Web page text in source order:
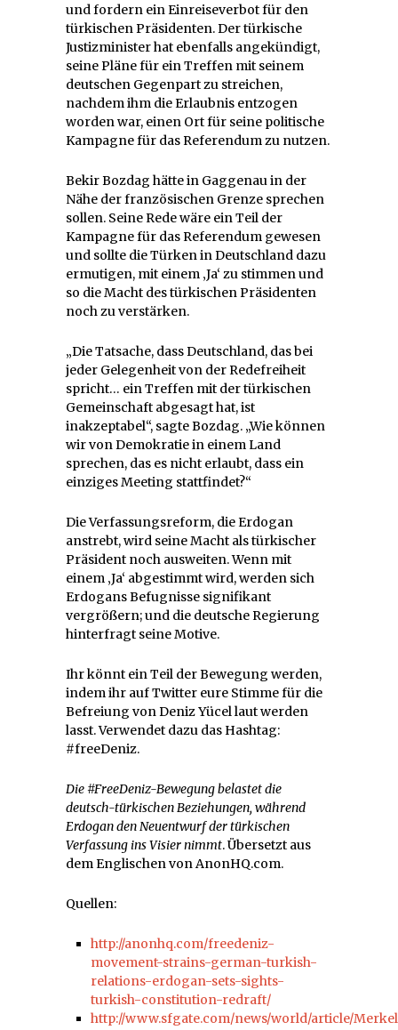
und fordern ein Einreiseverbot für den
türkischen Präsidenten. Der türkische
Justizminister hat ebenfalls angekündigt,
seine Pläne für ein Treffen mit seinem
deutschen Gegenpart zu streichen,
nachdem ihm die Erlaubnis entzogen
worden war, einen Ort für seine politische
Kampagne für das Referendum zu nutzen.
Bekir Bozdag hätte in Gaggenau in der
Nähe der französischen Grenze sprechen
sollen. Seine Rede wäre ein Teil der
Kampagne für das Referendum gewesen
und sollte die Türken in Deutschland dazu
ermutigen, mit einem ‚Ja‘ zu stimmen und
so die Macht des türkischen Präsidenten
noch zu verstärken.
„Die Tatsache, dass Deutschland, das bei
jeder Gelegenheit von der Redefreiheit
spricht… ein Treffen mit der türkischen
Gemeinschaft abgesagt hat, ist
inakzeptabel“, sagte Bozdag. „Wie können
wir von Demokratie in einem Land
sprechen, das es nicht erlaubt, dass ein
einziges Meeting stattfindet?“
Die Verfassungsreform, die Erdogan
anstrebt, wird seine Macht als türkischer
Präsident noch ausweiten. Wenn mit
einem ‚Ja‘ abgestimmt wird, werden sich
Erdogans Befugnisse signifikant
vergrößern; und die deutsche Regierung
hinterfragt seine Motive.
Ihr könnt ein Teil der Bewegung werden,
indem ihr auf Twitter eure Stimme für die
Befreiung von Deniz Yücel laut werden
lasst. Verwendet dazu das Hashtag:
#freeDeniz.
Die #FreeDeniz-Bewegung belastet die
deutsch-türkischen Beziehungen, während
Erdogan den Neuentwurf der türkischen
Verfassung ins Visier nimmt. Übersetzt aus
dem Englischen von AnonHQ.com.
Quellen:
http://anonhq.com/freedeniz-
movement-strains-german-turkish-
relations-erdogan-sets-sights-
turkish-constitution-redraft/
http://www.sfgate.com/news/world/article/